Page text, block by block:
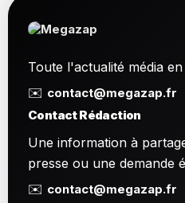
Toute l'actualité média
✉️ contact@megazap.fr
Contact Rédaction
Une information à
presse ou une demande
✉️ contact@megazap.fr